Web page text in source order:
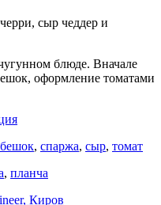
сыр чеддер и
блюде. Вначале
оформление томатами
, спаржа, сыр, томат
, планча